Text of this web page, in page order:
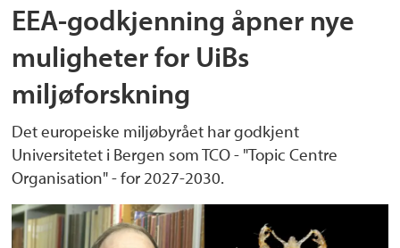
EEA-godkjenning åpner nye
muligheter for UiBs
miljøforskning
Det europeiske miljøbyrået har godkjent
Universitetet i Bergen som TCO - "Topic Centre
Organisation" - for 2027-2030.